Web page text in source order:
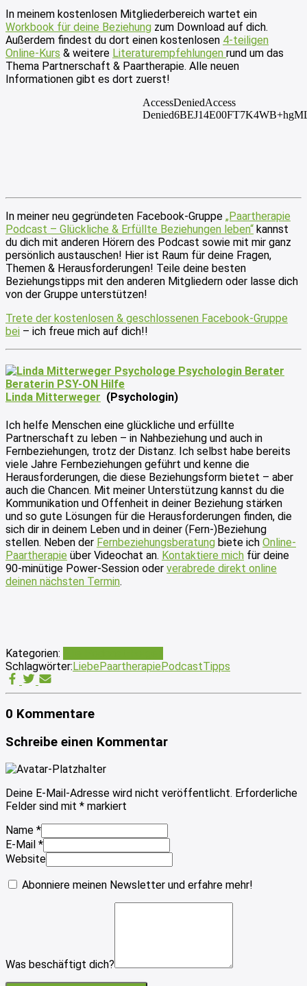
In meinem kostenlosen Mitgliederbereich wartet ein
Workbook für deine Beziehung zum Download auf dich.
Außerdem findest du dort einen kostenlosen 4-teiligen
Online-Kurs & weitere Literaturempfehlungen rund um das
Thema Partnerschaft & Paartherapie. Alle neuen
Informationen gibt es dort zuerst!
In meiner neu gegründeten Facebook-Gruppe „Paartherapie
Podcast – Glückliche & Erfüllte Beziehungen leben“ kannst
du dich mit anderen Hörern des Podcast sowie mit mir ganz
persönlich austauschen! Hier ist Raum für deine Fragen,
Themen & Herausforderungen! Teile deine besten
Beziehungstipps mit den anderen Mitgliedern oder lasse dich
von der Gruppe unterstützen!
Trete der kostenlosen & geschlossenen Facebook-Gruppe
bei – ich freue mich auf dich!!
Linda Mitterweger (Psychologin)
Ich helfe Menschen eine glückliche und erfüllte
Partnerschaft zu leben – in Nahbeziehung und auch in
Fernbeziehungen, trotz der Distanz. Ich selbst habe bereits
viele Jahre Fernbeziehungen geführt und kenne die
Herausforderungen, die diese Beziehungsform bietet – aber
auch die Chancen. Mit meiner Unterstützung kannst du die
Kommunikation und Offenheit in deiner Beziehung stärken
und so gute Lösungen für die Herausforderungen finden, die
sich dir in deinem Leben und in deiner (Fern-)Beziehung
stellen. Neben der Fernbeziehungsberatung biete ich Online-
Paartherapie über Videochat an. Kontaktiere mich für deine
90-minütige Power-Session oder verabrede direkt online
deinen nächsten Termin.
Kategorien:
Schlagwörter:LiebePaartherapiePodcastTipps
0 Kommentare
Schreibe einen Kommentar
Deine E-Mail-Adresse wird nicht veröffentlicht. Erforderliche
Felder sind mit * markiert
Name *
E-Mail *
Website
Abonniere meinen Newsletter und erfahre mehr!
Was beschäftigt dich?